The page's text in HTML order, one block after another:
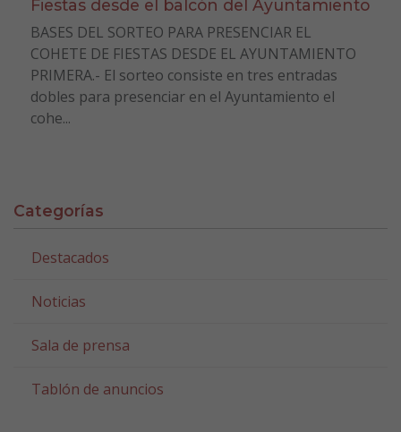
Fiestas desde el balcón del Ayuntamiento
BASES DEL SORTEO PARA PRESENCIAR EL
COHETE DE FIESTAS DESDE EL AYUNTAMIENTO
PRIMERA.- El sorteo consiste en tres entradas
dobles para presenciar en el Ayuntamiento el
cohe...
Categorías
Destacados
Noticias
Sala de prensa
Tablón de anuncios